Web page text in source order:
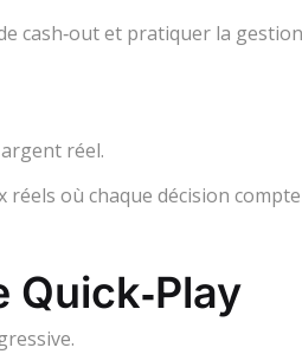
cash‑out et pratiquer la
réel.
où chaque décision